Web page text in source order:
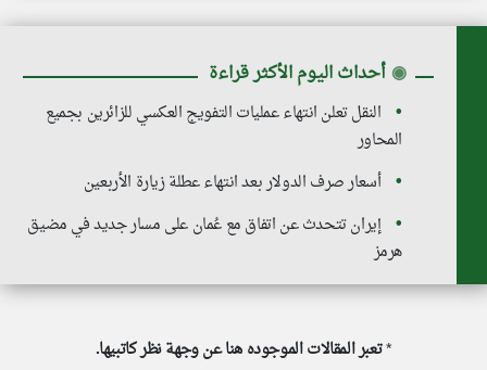
◉ أحداث اليوم الأكثر قراءة
النقل تعلن انتهاء عمليات التفويج العكسي للزائرين بجميع
المحاور
أسعار صرف الدولار بعد انتهاء عطلة زيارة الأربعين
إيران تتحدث عن اتفاق مع عُمان على مسار جديد في مضيق
هرمز
*تعبر المقالات الموجوده هنا عن وجهة نظر كاتبيها.